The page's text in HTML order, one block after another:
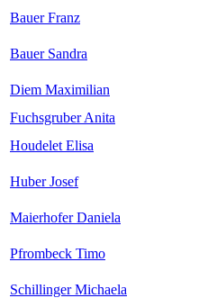
Bauer Franz
Bauer Sandra
Diem Maximilian
Fuchsgruber Anita
Houdelet Elisa
Huber Josef
Maierhofer Daniela
Pfrombeck Timo
Schillinger Michaela